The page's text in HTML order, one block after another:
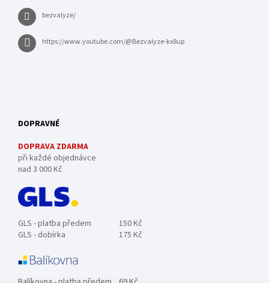
bezvalyze/
https://www.youtube.com/@Bezvalyze-kx8up
DOPRAVNÉ
DOPRAVA ZDARMA
při každé objednávce
nad 3 000 Kč
GLS - platba předem
150 Kč
GLS - dobírka
175 Kč